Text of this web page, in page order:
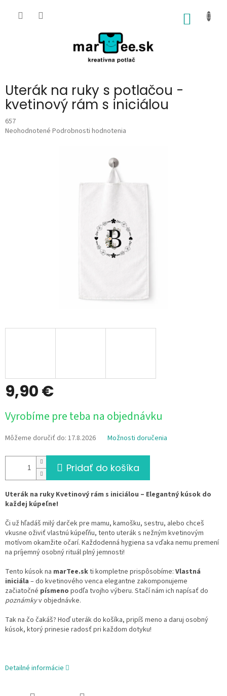
Uterák na ruky s potlačou -
kvetinový rám s iniciálou
657
Priemerné
Neohodnotené Podrobnosti hodnotenia
9,90 €
cena:
Vyrobíme pre teba na objednávku
Môžeme doručiť do: 17.8.2026 Možnosti doručenia
Pridať do košíka
Uterák na ruky Kvetinový rám s iniciálou – Elegantný kúsok do
každej kúpeľne!
Či už hľadáš milý darček pre mamu, kamošku, sestru, alebo chceš
vkusne oživiť vlastnú kúpeľňu, tento uterák s nežným kvetinovým
motívom okamžite očarí. Každodenná hygiena sa vďaka nemu premení
na príjemný osobný rituál plný jemnosti!
Tento kúsok na marTee.skti kompletne prispôsobíme: Vlastná
iniciála – do kvetinového venca elegantne zakomponujeme
začiatočné písmeno podľa tvojho výberu. Stačí nám ich napísať do
poznámkyv objednávke.
Tak na čo čakáš? Hoď uterák do košíka, pripíš meno a daruj osobný
kúsok, ktorý prinesie radosť pri každom dotyku!
Detailné informácie